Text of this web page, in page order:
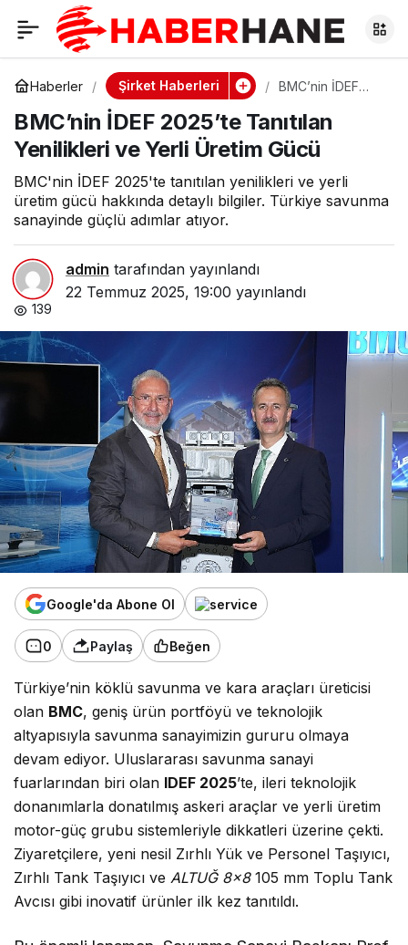
Haberler Şirket Haberleri
BMC’nin İDEF
Yenilikleri ve Yerli
Üretim Gücü
BMC’nin İDEF 2025’te Tanıtılan
Yenilikleri ve Yerli Üretim Gücü
BMC'nin İDEF 2025'te tanıtılan yenilikleri ve yerli
üretim gücü hakkında detaylı bilgiler. Türkiye savunma
sanayinde güçlü adımlar atıyor.
admin tarafından yayınlandı
22 Temmuz 2025, 19:00 yayınlandı
139
Google'da Abone Ol
0 Paylaş Beğen
Türkiye’nin köklü savunma ve kara araçları üreticisi
olan BMC, geniş ürün portföyü ve teknolojik
altyapısıyla savunma sanayimizin gururu olmaya
devam ediyor. Uluslararası savunma sanayi
fuarlarından biri olan IDEF 2025’te, ileri teknolojik
donanımlarla donatılmış askeri araçlar ve yerli üretim
motor-güç grubu sistemleriyle dikkatleri üzerine çekti.
Ziyaretçilere, yeni nesil Zırhlı Yük ve Personel Taşıyıcı,
Zırhlı Tank Taşıyıcı veALTUĞ 8×8105 mm Toplu Tank
Avcısı gibi inovatif ürünler ilk kez tanıtıldı.
BMC’nin İDEF 2025’te
Tanıtılan Yenilikleri
ve Yerli Üretim Gücü